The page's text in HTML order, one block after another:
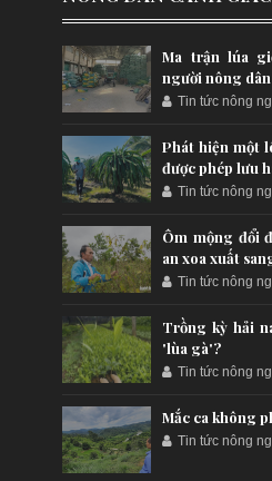
Ma trận lúa
người nông
Tin tức nông
Phát hiện một
được phép lưu
Tin tức nông
Ôm mộng đổi
an xoa xuất
Tin tức nông
Trồng kỳ hải
'lùa gà'?
Tin tức nông
Mắc ca không
Tin tức nông